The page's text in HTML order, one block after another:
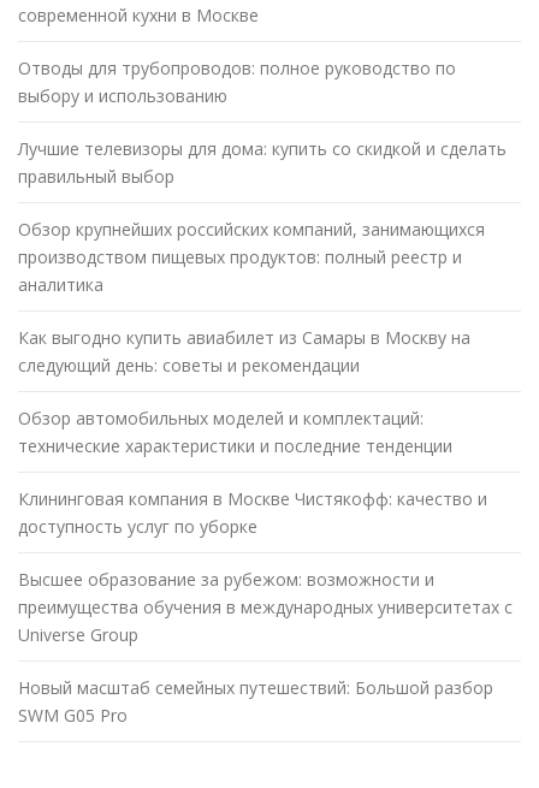
современной кухни в Москве
Отводы для трубопроводов: полное руководство по
выбору и использованию
Лучшие телевизоры для дома: купить со скидкой и сделать
правильный выбор
Обзор крупнейших российских компаний, занимающихся
производством пищевых продуктов: полный реестр и
аналитика
Как выгодно купить авиабилет из Самары в Москву на
следующий день: советы и рекомендации
Обзор автомобильных моделей и комплектаций:
технические характеристики и последние тенденции
Клининговая компания в Москве Чистякофф: качество и
доступность услуг по уборке
Высшее образование за рубежом: возможности и
преимущества обучения в международных университетах с
Universe Group
Новый масштаб семейных путешествий: Большой разбор
SWM G05 Pro